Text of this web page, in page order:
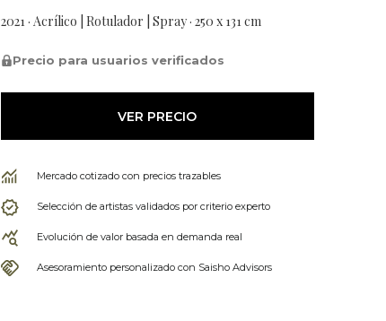
2021 · Acrílico | Rotulador | Spray · 250 x 131 cm
Precio para usuarios verificados
VER PRECIO
Mercado cotizado con precios trazables
Selección de artistas validados por criterio experto
Evolución de valor basada en demanda real
Asesoramiento personalizado con Saisho Advisors